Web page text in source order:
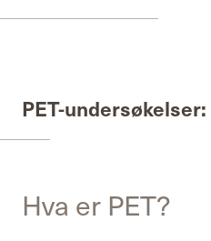
PET-undersøkelser:
Hva er PET?